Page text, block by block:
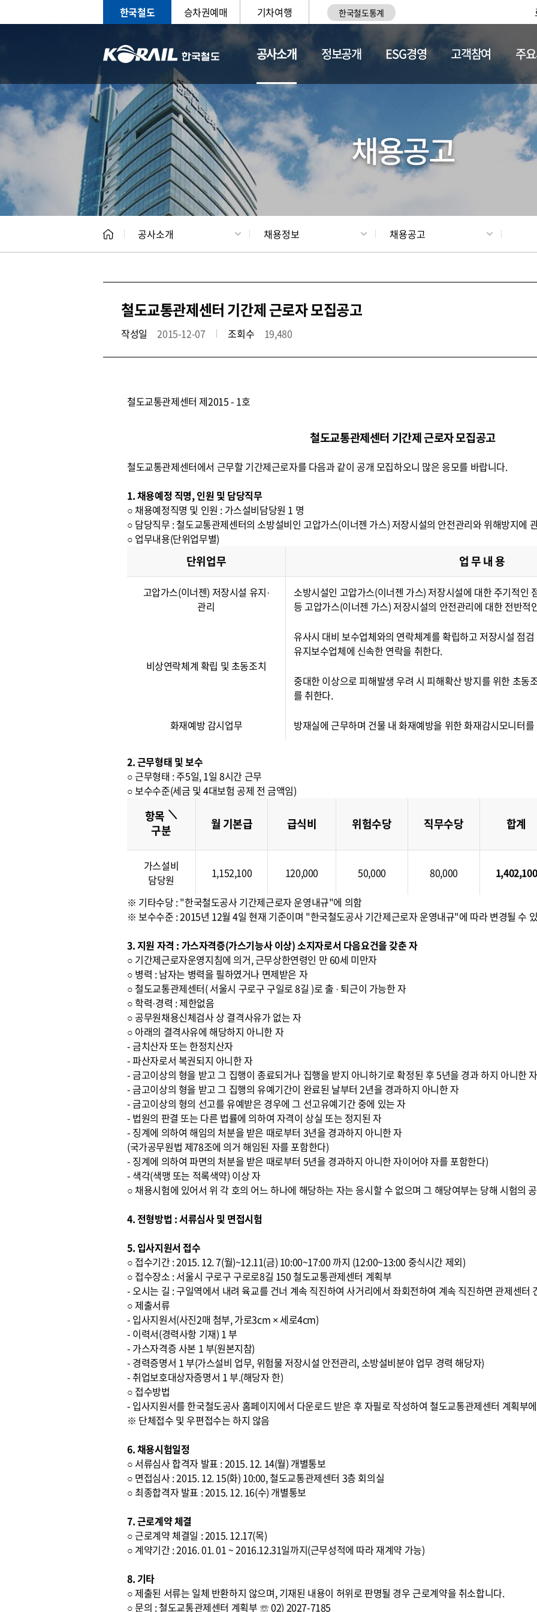
한국철도 승차권예매 기차여행 한국철도통계
공사소개
CEO 일반현황 채용정보
정보공개 ESG경영 고객참여 주
채용공고
공사소개 채용정보 채용공고
철도교통관제센터 기간제 근로자 모집공고
작성일 2015-12-07 조회수 19,480
철도교통관제센터 제2015 - 1호
철도교통관제센터 기간제 근로자 모집공고
철도교통관제센터에서 근무할 기간제근로자를 다음과 같이 공개 모집하오니 많은 응모를 바랍니다.
1. 채용예정 직명, 인원 및 담당직무
○ 채용예정직명 및 인원 : 가스설비담당원 1 명
○ 담당직무 : 철도교통관제센터의 소방설비인 고압가스(이너젠 가스) 저장시설의 안전관리와 위해방지에
○ 업무내용(단위업무별)
단위업무 업 무 내 용
고압가스(이너젠) 저장시설 유지·
관리
소방시설인 고압가스(이너젠 가스) 저장시설에 대한 주기적인
등 고압가스(이너젠 가스) 저장시설의 안전관리에 대한 전반적
비상연락체계 확립 및 초동조치
유사시 대비 보수업체와의 연락체계를 확립하고 저장시설 점
유지보수업체에 신속한 연락을 취한다.
중대한 이상으로 피해발생 우려 시 피해확산 방지를 위한 초동
를 취한다.
화재예방 감시업무 방재실에 근무하며 건물 내 화재예방을 위한 화재감시모니터
2. 근무형태 및 보수
○ 근무형태 : 주5일, 1일 8시간 근무
○ 보수수준(세금 및 4대보험 공제 전 금액임)
항목 ＼
구분
월 기본급 급식비 위험수당 직무수당 합계
가스설비
담당원
1,152,100 120,000 50,000 80,000 1,402,100
※ 기타수당 : "한국철도공사 기간제근로자 운영내규"에 의함
※ 보수수준 : 2015년 12월 4일 현재 기준이며 "한국철도공사 기간제근로자 운영내규"에 따라 변경될 수
3. 지원 자격 : 가스자격증(가스기능사 이상) 소지자로서 다음요건을 갖춘 자
○ 기간제근로자운영지침에 의거, 근무상한연령인 만 60세 미만자
○ 병력 : 남자는 병력을 필하였거나 면제받은 자
○ 철도교통관제센터( 서울시 구로구 구일로 8길 )로 출 · 퇴근이 가능한 자
○ 학력·경력 : 제한없음
○ 공무원채용신체검사 상 결격사유가 없는 자
○ 아래의 결격사유에 해당하지 아니한 자
- 금치산자 또는 한정치산자
- 파산자로서 복권되지 아니한 자
- 금고이상의 형을 받고 그 집행이 종료되거나 집행을 받지 아니하기로 확정된 후 5년을 경과 하지 아니한 자
- 금고이상의 형을 받고 그 집행의 유예기간이 완료된 날부터 2년을 경과하지 아니한 자
- 금고이상의 형의 선고를 유예받은 경우에 그 선고유예기간 중에 있는 자
- 법원의 판결 또는 다른 법률에 의하여 자격이 상실 또는 정지된 자
- 징계에 의하여 해임의 처분을 받은 때로부터 3년을 경과하지 아니한 자
(국가공무원법 제78조에 의거 해임된 자를 포함한다)
- 징계에 의하여 파면의 처분을 받은 때로부터 5년을 경과하지 아니한 자이어야 자를 포함한다)
- 색각(색맹 또는 적록색약) 이상 자
○ 채용시험에 있어서 위 각 호의 어느 하나에 해당하는 자는 응시할 수 없으며 그 해당여부는 당해 시험의
4. 전형방법 : 서류심사 및 면접시험
5. 입사지원서 접수
○ 접수기간 : 2015. 12. 7(월)~12.11(금) 10:00~17:00 까지 (12:00~13:00 중식시간 제외)
○ 접수장소 : 서울시 구로구 구로로8길 150 철도교통관제센터 계획부
- 오시는 길 : 구일역에서 내려 육교를 건너 계속 직진하여 사거리에서 좌회전하여 계속 직진하면 관제센터
○ 제출서류
- 입사지원서(사진2매 첨부, 가로3cm × 세로4cm)
- 이력서(경력사항 기재) 1 부
- 가스자격증 사본 1 부(원본지참)
- 경력증명서 1 부(가스설비 업무, 위험물 저장시설 안전관리, 소방설비분야 업무 경력 해당자)
- 취업보호대상자증명서 1 부.(해당자 한)
○ 접수방법
- 입사지원서를 한국철도공사 홈페이지에서 다운로드 받은 후 자필로 작성하여 철도교통관제센터 계획부
※ 단체접수 및 우편접수는 하지 않음
6. 채용시험일정
○ 서류심사 합격자 발표 : 2015. 12. 14(월) 개별통보
○ 면접심사 : 2015. 12. 15(화) 10:00, 철도교통관제센터 3층 회의실
○ 최종합격자 발표 : 2015. 12. 16(수) 개별통보
7. 근로계약 체결
○ 근로계약 체결일 : 2015. 12.17(목)
○ 계약기간 : 2016. 01. 01 ~ 2016.12.31일까지(근무성적에 따라 재계약 가능)
8. 기타
○ 제출된 서류는 일체 반환하지 않으며, 기재된 내용이 허위로 판명될 경우 근로계약을 취소합니다.
○ 문의 : 철도교통관제센터 계획부 ☏ 02) 2027-7185